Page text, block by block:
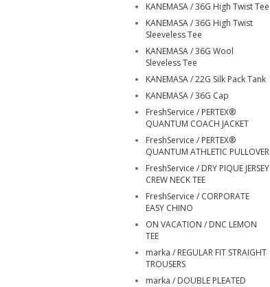
KANEMASA / 36G High Twist Tee
KANEMASA / 36G High Twist
Sleeveless Tee
KANEMASA / 36G Wool
Sleveless Tee
KANEMASA / 22G Silk Pack Tank
KANEMASA / 36G Cap
FreshService / PERTEX®
QUANTUM COACH JACKET
FreshService / PERTEX®
QUANTUM ATHLETIC PULLOVER
FreshService / DRY PIQUE JERSEY
CREW NECK TEE
FreshService / CORPORATE
EASY CHINO
ON VACATION / DNC LEMON
TEE
marka / REGULAR FIT STRAIGHT
TROUSERS
marka / DOUBLE PLEATED